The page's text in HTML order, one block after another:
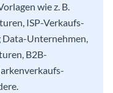
wie z. B.
ISP-Verkaufs-
Data-Unternehmen,
B2B-